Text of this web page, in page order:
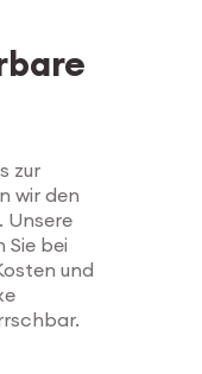
zur
wir den
Unsere
Sie bei
und